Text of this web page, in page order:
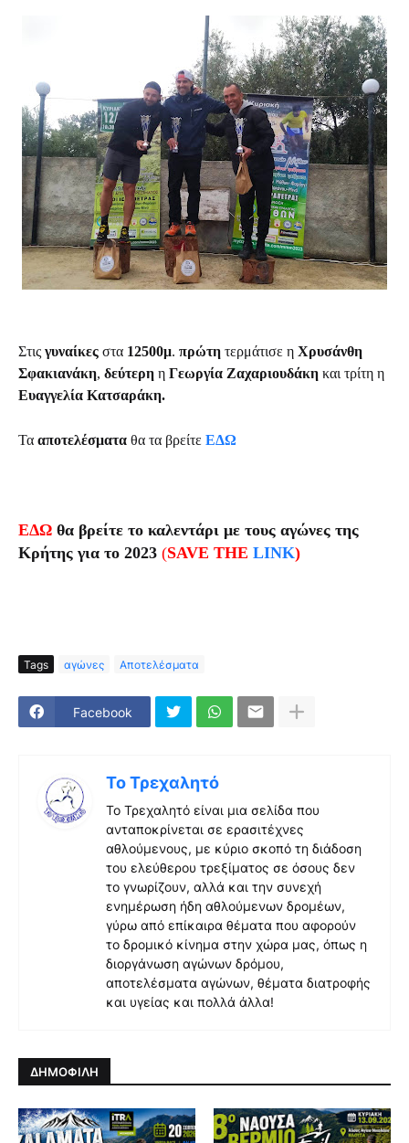
Στις γυναίκες στα 12500μ. πρώτη τερμάτισε η Χρυσάνθη
Σφακιανάκη, δεύτερη η Γεωργία Ζαχαριουδάκη και τρίτη η
Ευαγγελία Κατσαράκη.
Τα αποτελέσματα θα τα βρείτε ΕΔΩ
ΕΔΩ θα βρείτε το καλεντάρι με τους αγώνες της
Κρήτης για το 2023 (SAVE THE LINK)
Tags αγώνες Αποτελέσματα
Facebook
Το Τρεχαλητό
Το Τρεχαλητό είναι μια σελίδα που
ανταποκρίνεται σε ερασιτέχνες
αθλούμενους, με κύριο σκοπό τη διάδοση
του ελεύθερου τρεξίματος σε όσους δεν
το γνωρίζουν, αλλά και την συνεχή
ενημέρωση ήδη αθλούμενων δρομέων,
γύρω από επίκαιρα θέματα που αφορούν
το δρομικό κίνημα στην χώρα μας, όπως η
διοργάνωση αγώνων δρόμου,
αποτελέσματα αγώνων, θέματα διατροφής
και υγείας και πολλά άλλα!
ΔΗΜΟΦΙΛΗ